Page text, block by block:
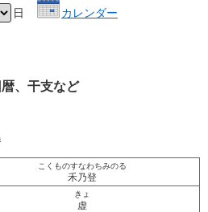
日 カレンダー
、干支など
こくものすなわちみのる
禾乃登
きょ
虚